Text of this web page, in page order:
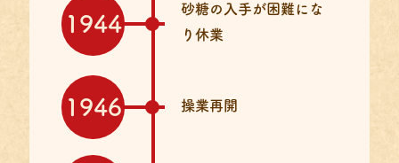
1944
砂糖の入手が困難にな
り休業
1946 操業再開